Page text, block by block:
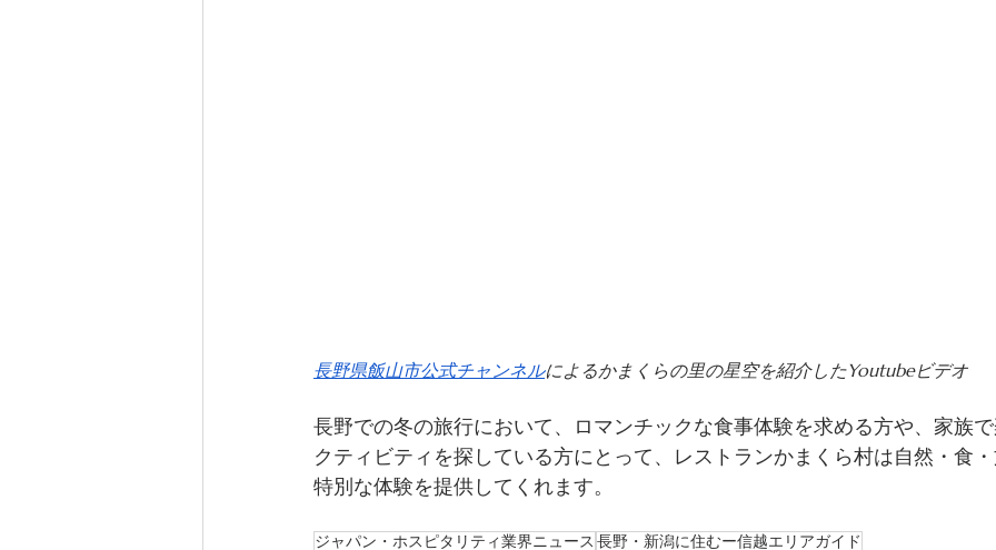
長野県飯山市公式チャンネルによるかまくらの里の星空を紹介したYoutubeビデオ
長野での冬の旅行において、ロマンチックな食事体験を求める方や、家族
クティビティを探している方にとって、レストランかまくら村は自然・食
特別な体験を提供してくれます。
ジャパン・ホスピタリティ業界ニュース 長野・新潟に住むー信越エリアガイド